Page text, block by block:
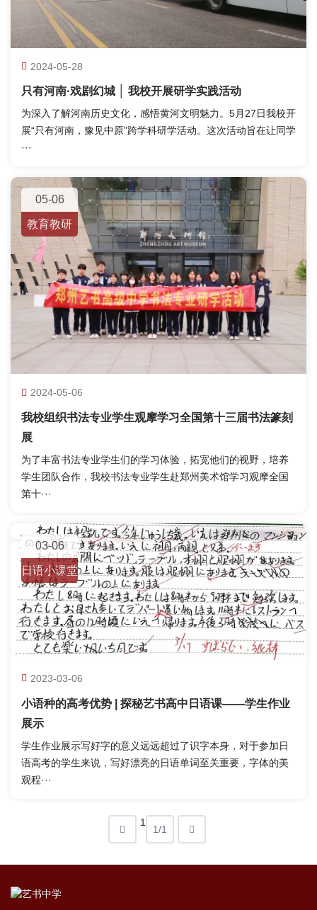
2024-05-28
只有河南·戏剧幻城 │ 我校开展研学实践活动
为深入了解河南历史文化，感悟黄河文明魅力。5月27日我校开
展“只有河南，豫见中原”跨学科研学活动。这次活动旨在让同学
···
05-06
教育教研
2024-05-06
我校组织书法专业学生观摩学习全国第十三届书法篆刻
展
为了丰富书法专业学生们的学习体验，拓宽他们的视野，培养
学生团队合作，我校书法专业学生赴郑州美术馆学习观摩全国
第十···
03-06
日语小课堂
2023-03-06
小语种的高考优势 | 探秘艺书高中日语课——学生作业
展示
学生作业展示写好字的意义远远超过了识字本身，对于参加日
语高考的学生来说，写好漂亮的日语单词至关重要，字体的美
观程···
1
1/1